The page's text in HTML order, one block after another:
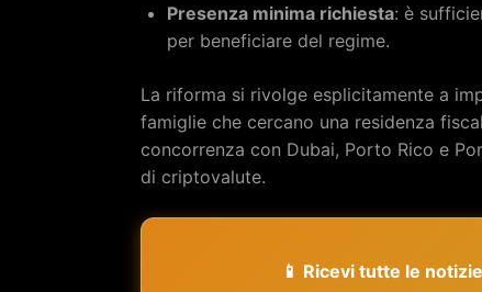
Presenza minima richiesta: è
per beneficiare del regime.
La riforma si rivolge esplicitamente a
famiglie che cercano una residenza
concorrenza con Dubai, Porto Rico e
di criptovalute.
📱 Ricevi tutte le